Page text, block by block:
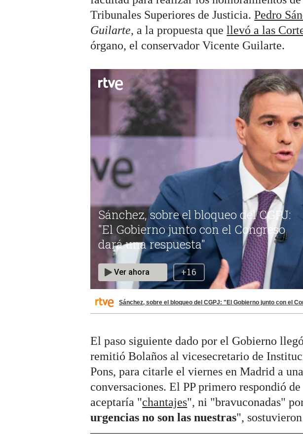
Tribunales Superiores de Justicia.Pedro
Guilarte, a la propuesta quellevó a las
órgano, el conservador Vicente Guilarte.
Sánchez, sobre el bloqueo del CGPJ: "El Gobierno junto con el
El paso siguiente dado por el Gobierno llegó
remitió Bolaños al vicesecretario de
Pons, para citarle el viernes en Madrid a
conversaciones. El PP primero respondió
aceptaría "chantajes", ni "bravuconadas"
urgencias no son las nuestras",